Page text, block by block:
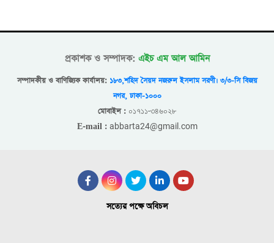
প্রকাশক ও সম্পাদক: এইচ এম আল আমিন
সম্পাদকীয় ও বাণিজ্যিক কার্যালয়: ১৮৩,শহিদ সৈয়দ নজরুল ইসলাম সরণী। ৩/৩-সি বিজয়
নগর, ঢাকা-১০০০
মোবাইল : ০১৭১১-৩৪৬০২৮
E-mail : abbarta24@gmail.com
সত্যের পক্ষে অবিচল